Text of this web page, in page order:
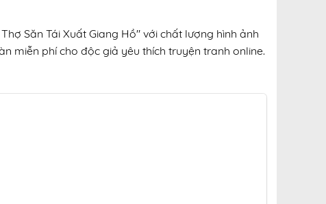
Săn Tái Xuất Giang Hồ" với chất lượng hình ảnh
miễn phí cho độc giả yêu thích truyện tranh online.